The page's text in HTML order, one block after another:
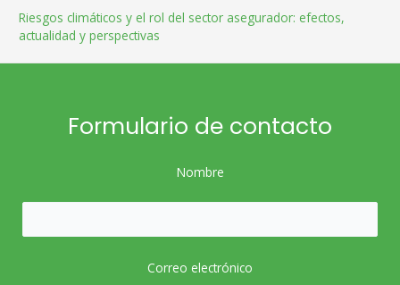
Riesgos climáticos y el rol del sector asegurador: efectos,
actualidad y perspectivas
Formulario de contacto
Nombre
Correo electrónico